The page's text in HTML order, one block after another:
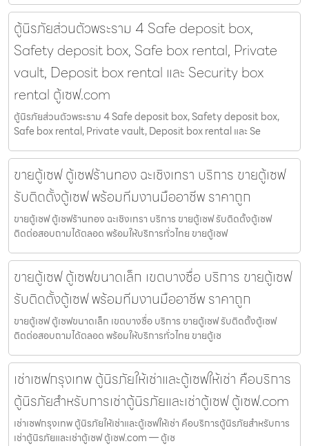
ตู้นิรภัยส่วนตัวพระราม 4 Safe deposit box,
Safety deposit box, Safe box rental, Private
vault, Deposit box rental และ Security box
rental ตู้เซฟ.com
ตู้นิรภัยส่วนตัวพระราม 4 Safe deposit box, Safety deposit box,
Safe box rental, Private vault, Deposit box rental และ Se
ขายตู้เซฟ ตู้เซฟร้านทอง ฉะเชิงเทรา บริการ ขายตู้เซฟ
รับติดตั้งตู้เซฟ พร้อมทีมงานมืออาชีพ ราคาถูก
ขายตู้เซฟ ตู้เซฟร้านทอง ฉะเชิงเทรา บริการ ขายตู้เซฟ รับติดตั้งตู้เซฟ
ติดต่อสอบถามได้ตลอด พร้อมให้บริการทั่วไทย ขายตู้เซฟ
ขายตู้เซฟ ตู้เซฟขนาดเล็ก เขตบางซื่อ บริการ ขายตู้เซฟ
รับติดตั้งตู้เซฟ พร้อมทีมงานมืออาชีพ ราคาถูก
ขายตู้เซฟ ตู้เซฟขนาดเล็ก เขตบางซื่อ บริการ ขายตู้เซฟ รับติดตั้งตู้เซฟ
ติดต่อสอบถามได้ตลอด พร้อมให้บริการทั่วไทย ขายตู้เซ
เช่าเซฟกรุงเทพ ตู้นิรภัยให้เช่าและตู้เซฟให้เช่า คือบริการ
ตู้นิรภัยสำหรับการเช่าตู้นิรภัยและเช่าตู้เซฟ ตู้เซฟ.com
เช่าเซฟกรุงเทพ ตู้นิรภัยให้เช่าและตู้เซฟให้เช่า คือบริการตู้นิรภัยสำหรับการ
เช่าตู้นิรภัยและเช่าตู้เซฟ ตู้เซฟ.com — ตู้เซ